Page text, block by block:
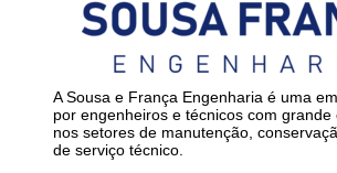
A Sousa e França Engenharia é uma
por engenheiros e técnicos com grande
nos setores de manutenção,
de serviço técnico.